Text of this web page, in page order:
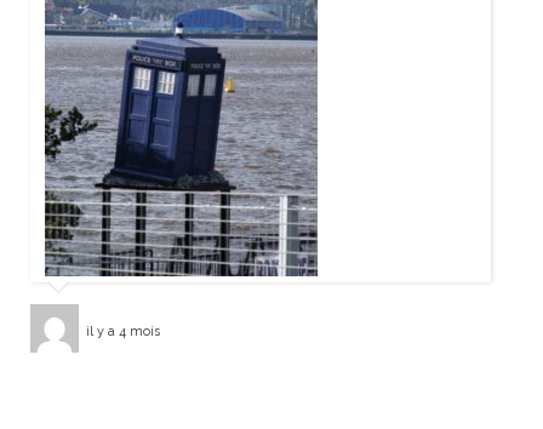
il y a 4 mois